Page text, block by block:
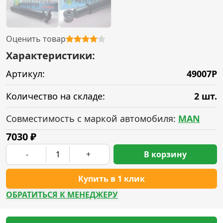
Оценить товар
Характеристики:
Артикул:
49007P
Количество на складе:
2 шт.
Совместимость с маркой автомобиля: MAN
7030₽
- +
Купить в 1 клик
В корзину
ОБРАТИТЬСЯ К МЕНЕДЖЕРУ